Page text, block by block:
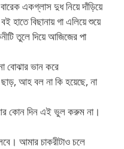
একগ্লাস দুধ নিয়ে দাঁড়িয়ে
বিছানায় গা এলিয়ে শুয়ে
তুলে দিয়ে আজিজের পা
বোঝার ভান করে
আহ বল না কি হয়েছে, না
কোন দিন এই ভুল করুম না।
আমার চাকরীটাও চলে